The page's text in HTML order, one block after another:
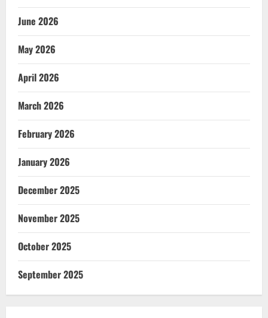
June 2026
May 2026
April 2026
March 2026
February 2026
January 2026
December 2025
November 2025
October 2025
September 2025